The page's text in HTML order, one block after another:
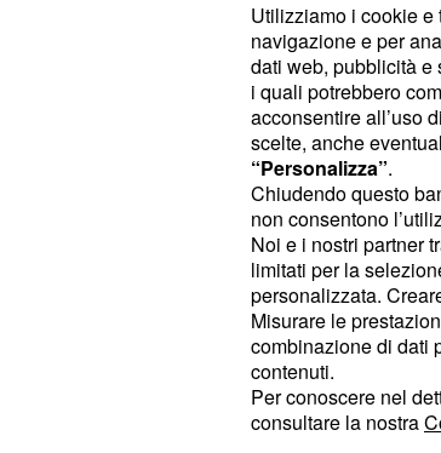
requisitirichiesti,
superiore, la
della lingua inglese
esperienza lavorativa
addetto all’accoglienza
archeologiche. Ai fini
verranno prese in
tirocinio, di
scolastica.
Le posizioni messe a
Utilizziamo i cookie
navigazione e per
dati web, pubblicità e
i quali potrebbero
acconsentire all’uso
scelte, anche
“Personalizza”.
Chiudendo questo
non consentono
Noi e i nostri partner
limitati per la
personalizzata.
Misurare le
combinazione di dati
contenuti.
Per conoscere nel
consultare la nostra